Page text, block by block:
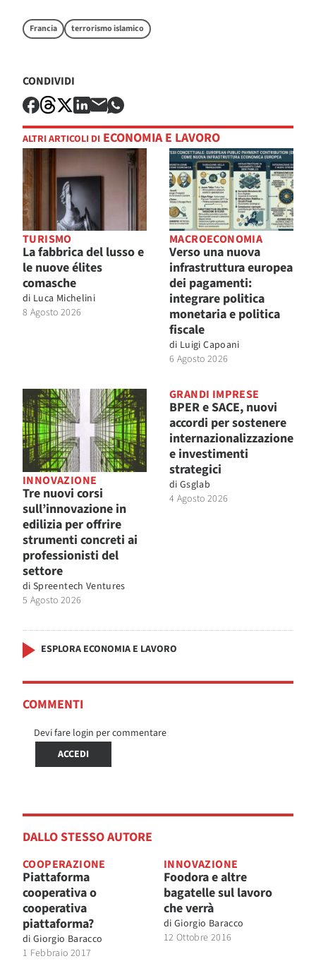
Francia terrorismo islamico
CONDIVIDI
ALTRI ARTICOLI DI ECONOMIA E LAVORO
TURISMO
La fabbrica del lusso e
le nuove élites
comasche
di Luca Michelini
8 Agosto 2026
MACROECONOMIA
Verso una nuova
infrastruttura europea
dei pagamenti:
integrare politica
monetaria e politica
fiscale
di Luigi Capoani
6 Agosto 2026
INNOVAZIONE
Tre nuovi corsi
sull’innovazione in
edilizia per offrire
strumenti concreti ai
professionisti del
settore
di Spreentech Ventures
5 Agosto 2026
GRANDI IMPRESE
BPER e SACE, nuovi
accordi per sostenere
internazionalizzazione
e investimenti
strategici
di Gsglab
4 Agosto 2026
ESPLORA ECONOMIA E LAVORO
COMMENTI
Devi fare login per commentare
ACCEDI
DALLO STESSO AUTORE
COOPERAZIONE
Piattaforma
cooperativa o
cooperativa
piattaforma?
di Giorgio Baracco
1 Febbraio 2017
INNOVAZIONE
Foodora e altre
bagatelle sul lavoro
che verrà
di Giorgio Baracco
12 Ottobre 2016